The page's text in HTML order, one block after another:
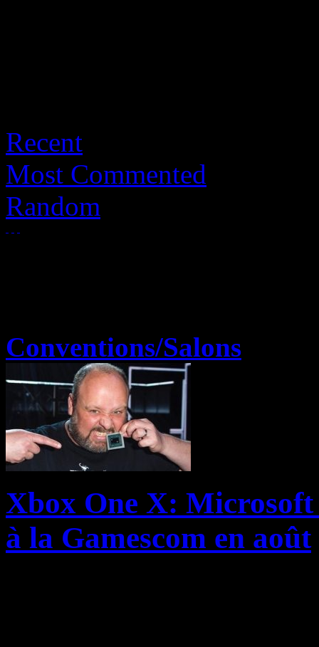
Recent
Most Commented
Random
Conventions/Salons
Xbox One X: Microsoft
à la Gamescom en août